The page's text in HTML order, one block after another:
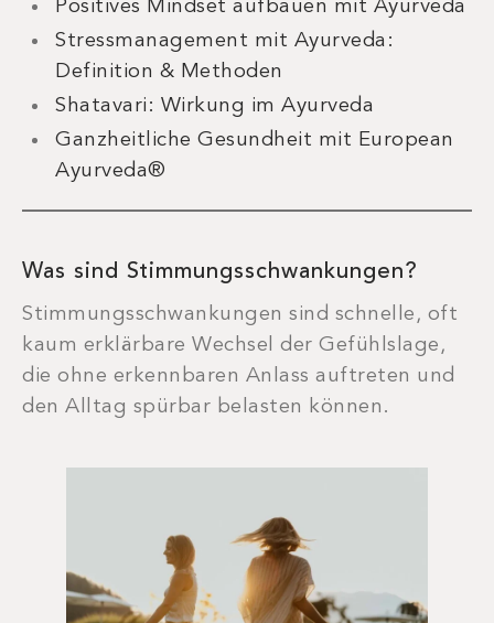
Positives Mindset aufbauen mit Ayurveda
Stressmanagement mit Ayurveda:
Definition & Methoden
Shatavari: Wirkung im Ayurveda
Ganzheitliche Gesundheit mit European
Ayurveda®
Was sind Stimmungsschwankungen?
Stimmungsschwankungen sind schnelle, oft
kaum erklärbare Wechsel der Gefühlslage,
die ohne erkennbaren Anlass auftreten und
den Alltag spürbar belasten können.